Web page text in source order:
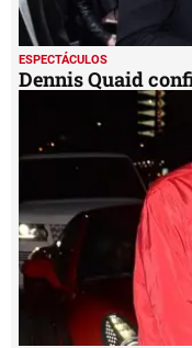
ESPECTÁCULOS
Dennis Quaid